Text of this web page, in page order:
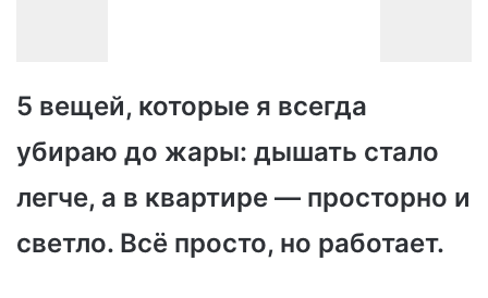
5 вещей, которые я всегда
убираю до жары: дышать стало
легче, а в квартире — просторно и
светло. Всё просто, но работает.